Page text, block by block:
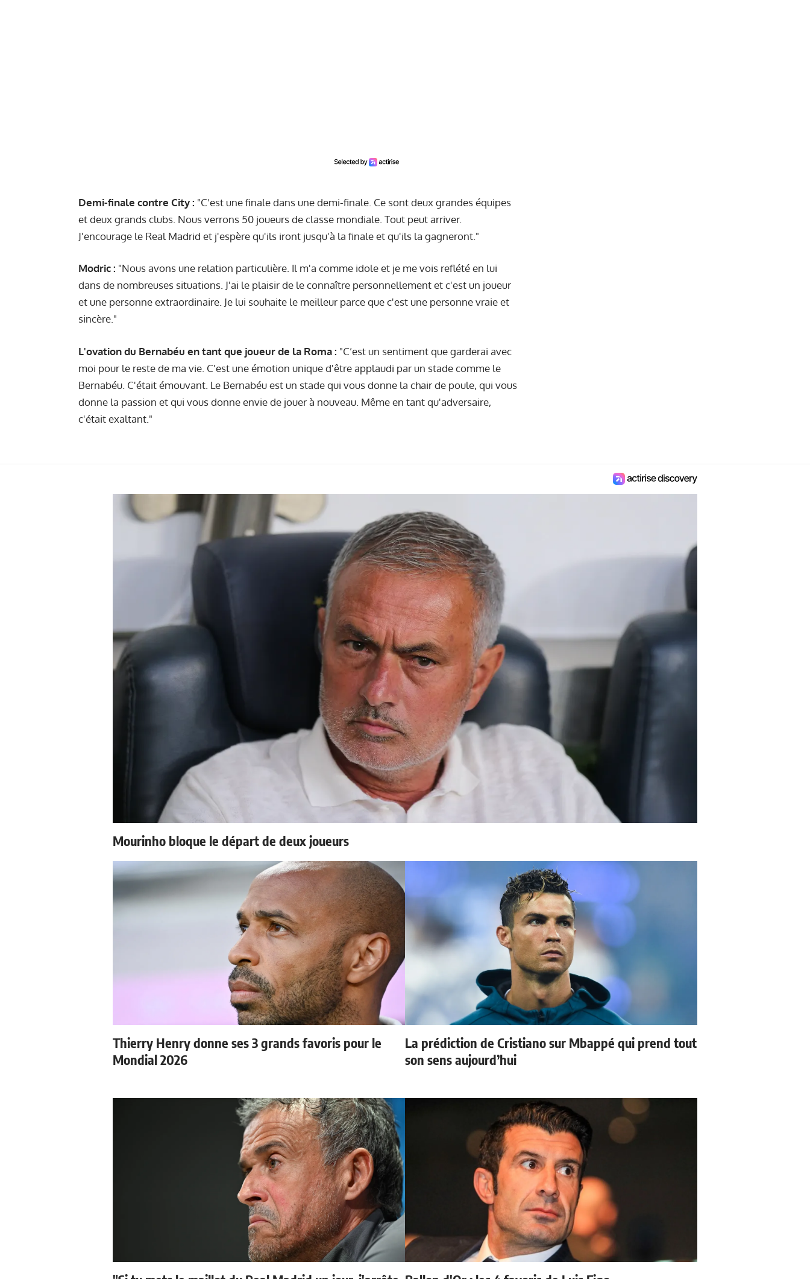
Demi-finale contre City : "C’est une finale dans une demi-finale. Ce sont deux grandes équipes
et deux grands clubs. Nous verrons 50 joueurs de classe mondiale. Tout peut arriver.
J'encourage le Real Madrid et j'espère qu'ils iront jusqu'à la finale et qu'ils la gagneront."
Modric : "Nous avons une relation particulière. Il m'a comme idole et je me vois reflété en lui
dans de nombreuses situations. J'ai le plaisir de le connaître personnellement et c'est un joueur
et une personne extraordinaire. Je lui souhaite le meilleur parce que c'est une personne vraie et
sincère."
L'ovation du Bernabéu en tant que joueur de la Roma : "C’est un sentiment que garderai avec
moi pour le reste de ma vie. C'est une émotion unique d'être applaudi par un stade comme le
Bernabéu. C'était émouvant. Le Bernabéu est un stade qui vous donne la chair de poule, qui vous
donne la passion et qui vous donne envie de jouer à nouveau. Même en tant qu'adversaire,
c'était exaltant."
Mourinho bloque le départ de deux joueurs
Thierry Henry donne ses 3 grands favoris pour le
Mondial 2026
La prédiction de Cristiano sur Mbappé qui prend tout
son sens aujourd’hui